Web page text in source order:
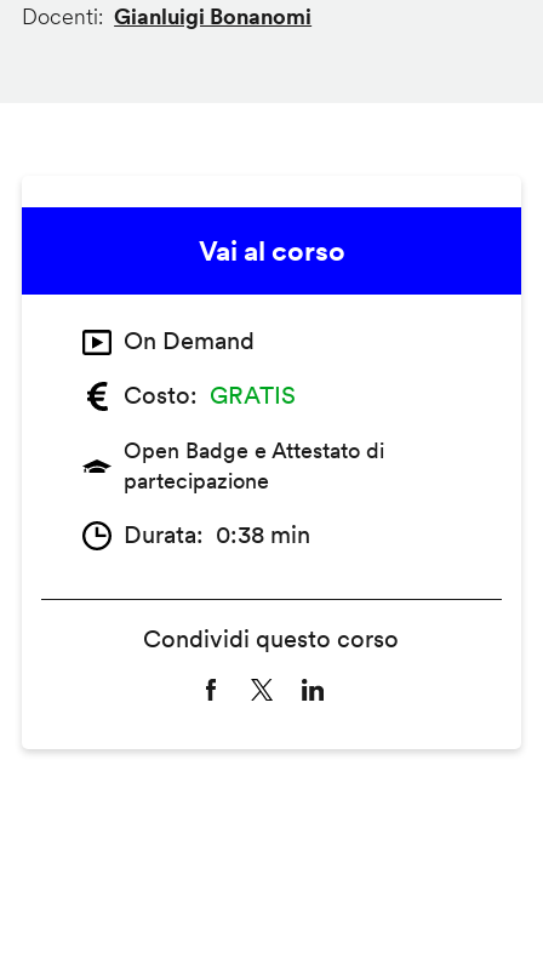
Docenti
Gianluigi Bonanomi
Vai al corso
On Demand
Costo
GRATIS
Open Badge e Attestato di
partecipazione
Durata 0:38 min
Condividi questo corso